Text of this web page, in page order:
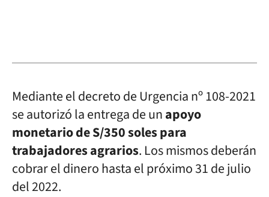
Mediante el decreto de Urgencia nº 108-2021
se autorizó la entrega de unapoyo
monetario de S/350 soles para
trabajadores agrarios. Los mismos deberán
cobrar el dinero hasta el próximo 31 de julio
del 2022.